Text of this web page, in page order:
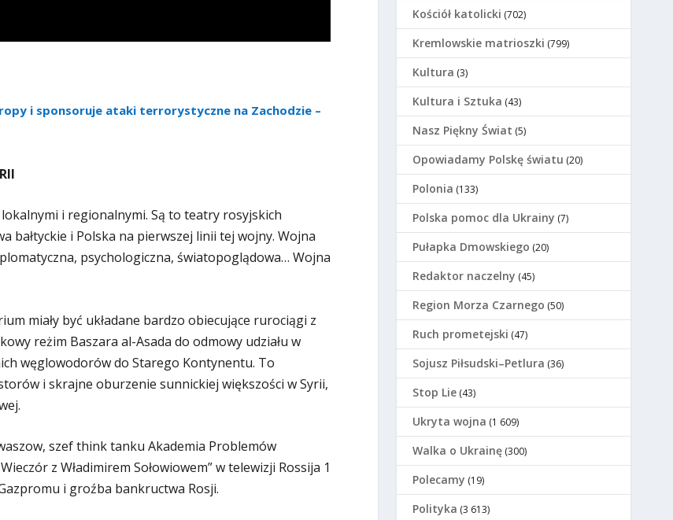
i sponsoruje ataki terrorystyczne na Zachodzie –
i regionalnymi. Są to teatry rosyjskich
bałtyckie i Polska na pierwszej linii tej wojny. Wojna
psychologiczna, światopoglądowa… Wojna
miały być układane bardzo obiecujące rurociągi z
reżim Baszara al-Asada do odmowy udziału w
węglowodorów do Starego Kontynentu. To
i skrajne oburzenie sunnickiej większości w Syrii,
szef think tanku Akademia Problemów
z Władimirem Sołowiowem” w telewizji Rossija 1
i groźba bankructwa Rosji.
Kościół katolicki (702)
Kremlowskie matrioszki (799)
Kultura (3)
Kultura i Sztuka (43)
Nasz Piękny Świat (5)
Opowiadamy Polskę światu (20)
Polonia (133)
Polska pomoc dla Ukrainy (7)
Pułapka Dmowskiego (20)
Redaktor naczelny (45)
Region Morza Czarnego (50)
Ruch prometejski (47)
Sojusz Piłsudski–Petlura (36)
Stop Lie (43)
Ukryta wojna (1 609)
Walka o Ukrainę (300)
Polecamy (19)
Polityka (3 613)